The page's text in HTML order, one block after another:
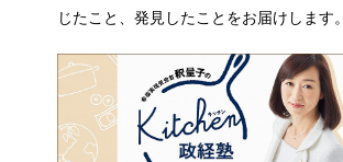
じたこと、発見したことをお届けします。